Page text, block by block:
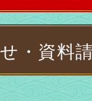
・資料